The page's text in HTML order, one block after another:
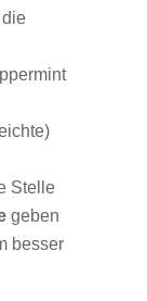
Stelle
geben
besser